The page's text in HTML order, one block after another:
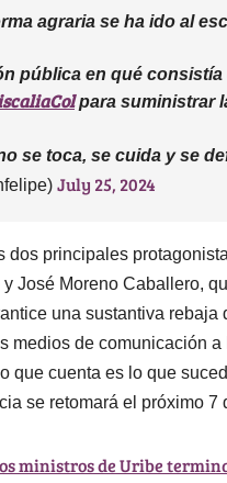
agraria se ha ido al
pública en qué
para suministrar
se toca, se cuida y se
July 25, 2024
dos principales
José Moreno Caballero,
una sustantiva
medios de comunicación
que cuenta es lo que
se retomará el próximo 7
ministros de Uribe